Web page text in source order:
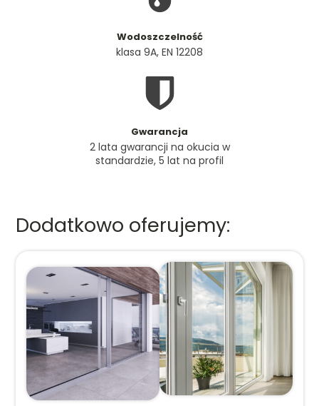
Wodoszczelność
klasa 9A, EN 12208
Gwarancja
2 lata gwarancji na okucia w
standardzie, 5 lat na profil
Dodatkowo oferujemy: